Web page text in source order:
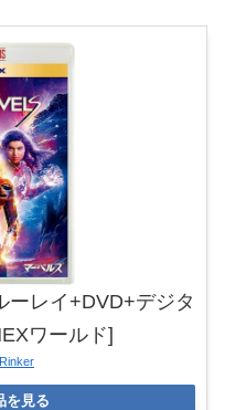
ーレイ+DVD+デジタ
ワールド]
Rinker
を見る